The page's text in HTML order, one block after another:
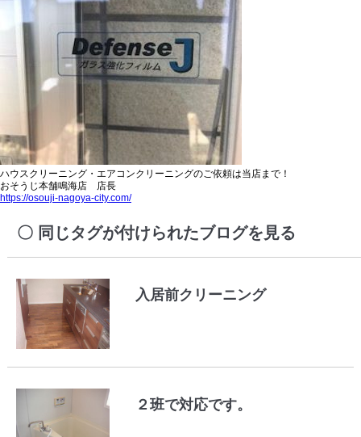
ハウスクリーニング・エアコンクリーニングのご依頼は当店まで！
おそうじ本舗鳴海店 店長
https://osouji-nagoya-city.com/
同じタグが付けられたブログを見る
入居前クリーニング
２班で対応です。